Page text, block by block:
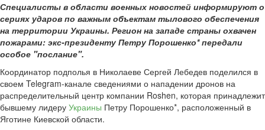
Специалисты в области военных новостей информируют о
сериях ударов по важным объектам тылового обеспечения
на территории Украины. Регион на западе страны охвачен
пожарами: экс-президенту Петру Порошенко* передали
особое "послание".
Координатор подполья в Николаеве Сергей Лебедев поделился в
своем Telegram-канале сведениями о нападении дронов на
распределительный центр компании Roshen, которая принадлежит
бывшему лидеру Украины Петру Порошенко*, расположенный в
Яготине Киевской области.